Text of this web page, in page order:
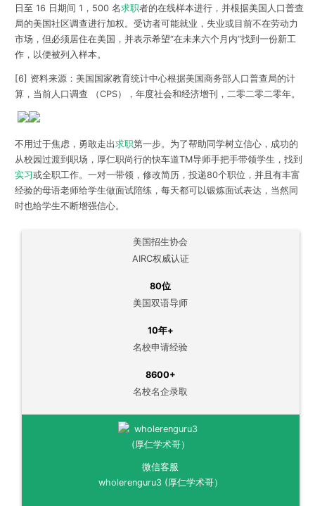
日至 16 日期间 1，500 名求职者的在线样本进行，并根据美国人口普查
局的美国社区调查进行加权。受访者可能就业，失业或目前不在劳动力
市场，但必须居住在美国，并表示希望“在未来六个月内”找到一份新工
作，以便被列入样本。
[6] 资料来源：美国国家教育统计中心根据美国商务部人口普查局的计
算，当前人口调查 （CPS），年度社会和经济增刊，二零二零二零年。
不用过于焦虑，勇敢走出求职第一步。为了帮助同学树立信心，成功的
从校园过渡到职场，厚仁职尚行的快车道TM导师手把手带领学生，找到
实习或全职工作。 一对一带领，修改简历，投递80个职位，并且有丰富
经验的母语老师给学生做面试陪练，每天都可以锻炼面试表达，当然同
时也给学生不断增强信心。
美国招生协会
AIRC权威认证
80位
美国双语导师
10年+
名校申请经验
8600+
名校名企录取
微信客服
wholerenguru3 (厚仁学术哥）